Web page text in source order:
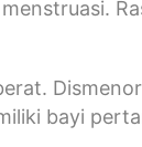
bayi